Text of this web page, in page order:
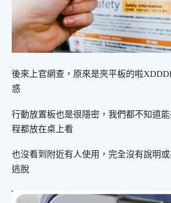
後來上官網查，原來是夾平板的啦
惑
行動放置板也是很隱密，我們都不知道
程都放在桌上看
也沒看到附近有人使用，完全沒有說明
逃脫